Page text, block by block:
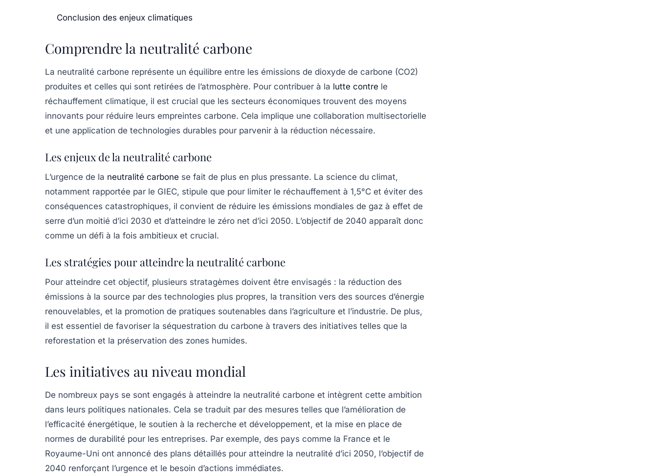
Conclusion des enjeux climatiques
Comprendre la neutralité carbone
La neutralité carbone représente un équilibre entre les émissions de dioxyde de carbone (CO2)
produites et celles qui sont retirées de l’atmosphère. Pour contribuer à la lutte contre le
réchauffement climatique, il est crucial que les secteurs économiques trouvent des moyens
innovants pour réduire leurs empreintes carbone. Cela implique une collaboration multisectorielle
et une application de technologies durables pour parvenir à la réduction nécessaire.
Les enjeux de la neutralité carbone
L’urgence de la neutralité carbone se fait de plus en plus pressante. La science du climat,
notamment rapportée par le GIEC, stipule que pour limiter le réchauffement à 1,5°C et éviter des
conséquences catastrophiques, il convient de réduire les émissions mondiales de gaz à effet de
serre d’un moitié d’ici 2030 et d’atteindre le zéro net d’ici 2050. L’objectif de 2040 apparaît donc
comme un défi à la fois ambitieux et crucial.
Les stratégies pour atteindre la neutralité carbone
Pour atteindre cet objectif, plusieurs stratagèmes doivent être envisagés : la réduction des
émissions à la source par des technologies plus propres, la transition vers des sources d’énergie
renouvelables, et la promotion de pratiques soutenables dans l’agriculture et l’industrie. De plus,
il est essentiel de favoriser la séquestration du carbone à travers des initiatives telles que la
reforestation et la préservation des zones humides.
Les initiatives au niveau mondial
De nombreux pays se sont engagés à atteindre la neutralité carbone et intègrent cette ambition
dans leurs politiques nationales. Cela se traduit par des mesures telles que l’amélioration de
l’efficacité énergétique, le soutien à la recherche et développement, et la mise en place de
normes de durabilité pour les entreprises. Par exemple, des pays comme la France et le
Royaume-Uni ont annoncé des plans détaillés pour atteindre la neutralité d’ici 2050, l’objectif de
2040 renforçant l’urgence et le besoin d’actions immédiates.